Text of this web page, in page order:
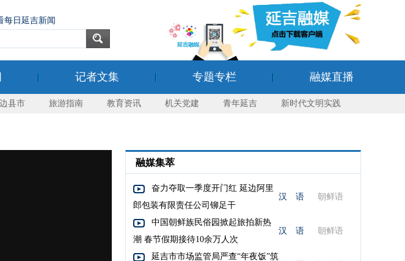
每日延吉新闻
记者文集 专题专栏 融媒直播
县市 旅游指南 教育资讯 机关党建 青年延吉 新时代文明实践
融媒集萃
奋力夺取一季度开门红 延边阿里
郎包装有限责任公司铆足干
汉 语 朝鲜语
中国朝鲜族民俗园掀起旅拍新热
潮 春节假期接待10余万人次
汉 语 朝鲜语
延吉市市场监管局严查“年夜饭”筑